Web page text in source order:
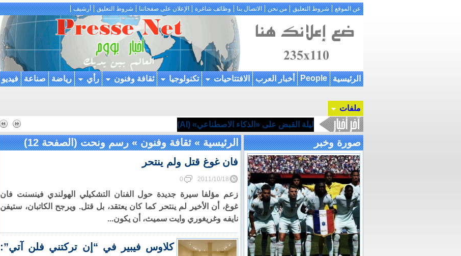
عن الموقع شروط التعليق من نحن الاتصال بنا وظائف شاغرة الإعلان على صفحاتنا شروط التعليق أرشيف
الرئيسية People أخبار العرب الافتتاحيات تكنولوجيا ثقافة وفنون رأي رياضة صناعة فيديو
ملفات
ليلة القبض على «الذكاء الاصطناعي» (AI)
صورة وخبر الرئيسية»ثقافة وفنون»رسم ونحت(الصفحة 12)
فان غوغ قتل ولم ينتحر
2011/10/18
0
زعم مؤلفا سيرة جديدة حول الفنان التشكيلي الهولندي فينسنت فان
غوغ، أن الأخير لم ينتحر كما كان يعتقد، بل قتل. ويرجح الكاتبان، ستيفن
نايفه وغريغوري وايت سميث، أن يكون...
كلاوس فيبير في “إن تركتني فلن آتي”: